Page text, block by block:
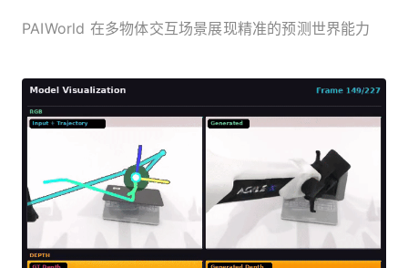
PAIWorld 在多物体交互场景展现精准的预测世界能力